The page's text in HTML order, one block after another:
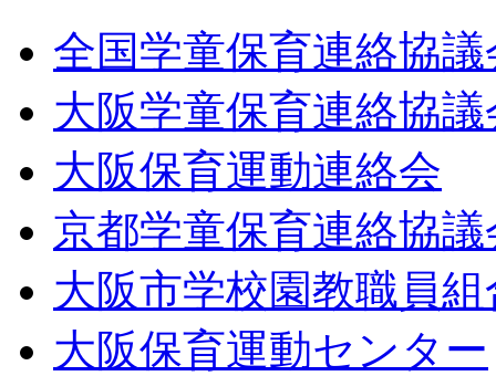
全国学童保育連絡協議
大阪学童保育連絡協議
大阪保育運動連絡会
京都学童保育連絡協議
大阪市学校園教職員組
大阪保育運動センター